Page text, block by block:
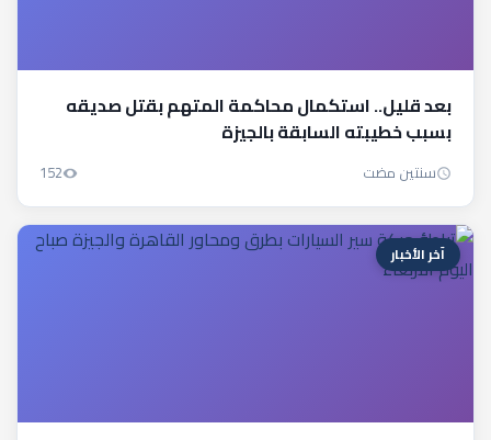
بعد قليل.. استكمال محاكمة المتهم بقتل صديقه
بسبب خطيبته السابقة بالجيزة
سنتين مضت 152
آخر الأخبار